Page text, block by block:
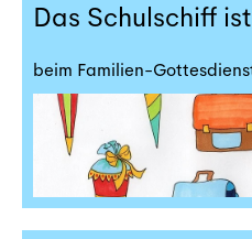
Das Schulschiff
beim Familien-